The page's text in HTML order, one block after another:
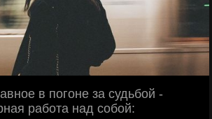
в погоне за судьбой -
работа над собой: